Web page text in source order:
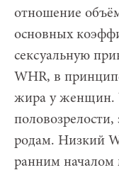
отношение
основных
сексуальную
WHR, в
жира у женщин.
половозрелости,
родам. Низкий
ранним началом